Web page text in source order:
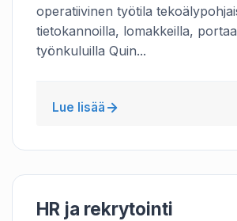
operatiivinen työtila
tietokannoilla, lomakkeilla,
työnkuluilla Quin...
Lue lisää
HR ja rekrytointi